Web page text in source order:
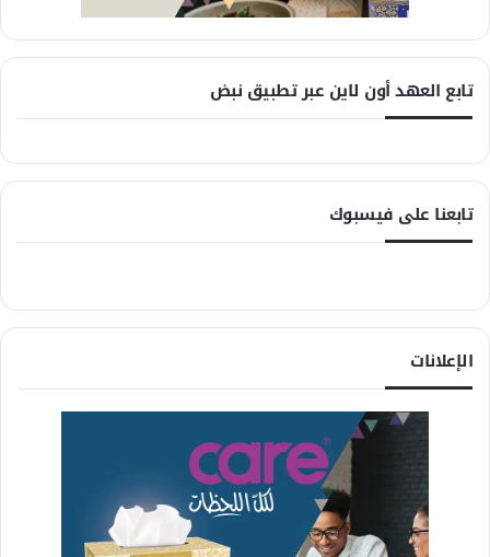
تابع العهد أون لاين عبر تطبيق نبض
تابعنا على فيسبوك
الإعلانات